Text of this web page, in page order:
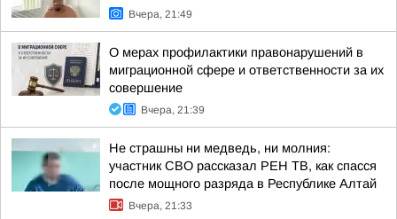
Вчера, 21:49
О мерах профилактики правонарушений в
миграционной сфере и ответственности за их
совершение
Вчера, 21:39
Не страшны ни медведь, ни молния:
участник СВО рассказал РЕН ТВ, как спасся
после мощного разряда в Республике Алтай
Вчера, 21:33